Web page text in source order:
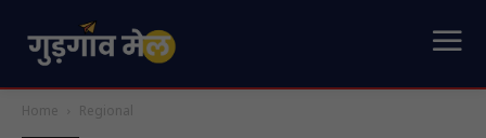
Home Regional